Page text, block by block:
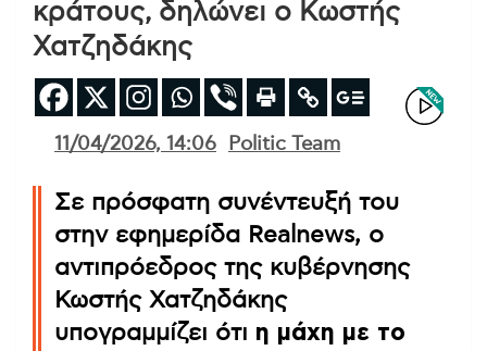
κράτους, δηλώνει ο Κωστής
Χατζηδάκης
11/04/2026, 14:06 Politic Team
Σε πρόσφατη συνέντευξή του
στην εφημερίδα Realnews, ο
αντιπρόεδρος της κυβέρνησης
Κωστής Χατζηδάκης
υπογραμμίζει ότι η μάχη με το